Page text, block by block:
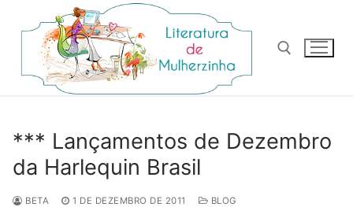
para
conteúdo
*** Lançamentos de Dezembro
da Harlequin Brasil
BETA 1 DE DEZEMBRO DE 2011
BLOG